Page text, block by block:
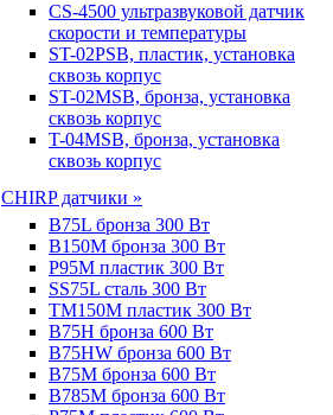
CS-4500 ультразвуковой датчик
скорости и температуры
ST-02PSB, пластик, установка
сквозь корпус
ST-02MSB, бронза, установка
сквозь корпус
T-04MSB, бронза, установка
сквозь корпус
CHIRP датчики »
B75L бронза 300 Вт
B150M бронза 300 Вт
P95M пластик 300 Вт
SS75L сталь 300 Вт
TM150M пластик 300 Вт
B75H бронза 600 Вт
B75HW бронза 600 Вт
B75M бронза 600 Вт
B785M бронза 600 Вт